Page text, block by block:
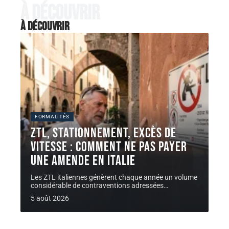
À découvrir
À découvrir
FORMALITÉS
ZTL, stationnement, excès de
vitesse : comment ne pas payer
une AMENDE en Italie
Les ZTL italiennes génèrent chaque année un volume
considérable de contraventions adressées…
5 août 2026